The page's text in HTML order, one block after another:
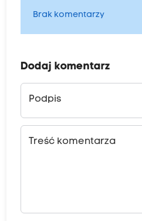
Brak komentarzy
Dodaj komentarz
Podpis
Treść komentarza